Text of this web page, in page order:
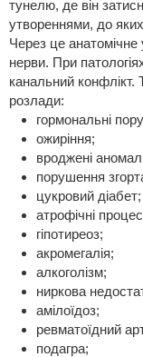
тунелю, де він
утвореннями, до
Через це анатомічне
нерви. При
канальний конфлікт.
розлади:
гормональні
ожиріння;
вроджені
порушення
цукровий діабет;
атрофічні
гіпотиреоз;
акромегалія;
алкоголізм;
ниркова
амілоїдоз;
ревматоїдний
подагра;